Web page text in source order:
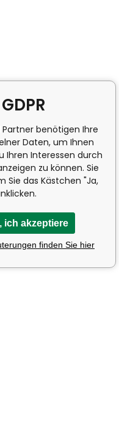
benötigen Ihre
Daten, um Ihnen
Interessen durch
zu können. Sie
Sie das Kästchen "Ja,
ich akzeptiere
finden Sie hier